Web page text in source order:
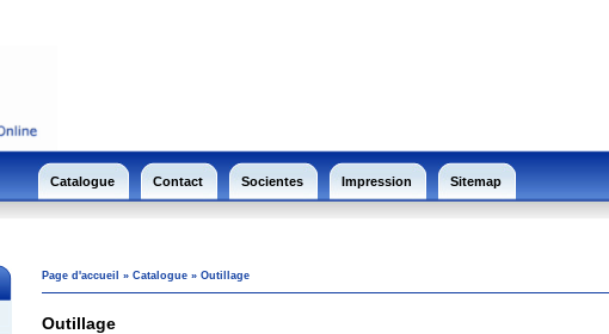
Catalogue Contact Socientes Impression Sitemap
Page d'accueil » Catalogue» Outillage
Outillage